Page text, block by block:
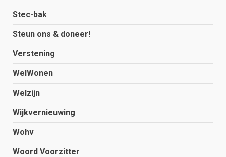
Stec-bak
Steun ons & doneer!
Verstening
WelWonen
Welzijn
Wijkvernieuwing
Wohv
Woord Voorzitter